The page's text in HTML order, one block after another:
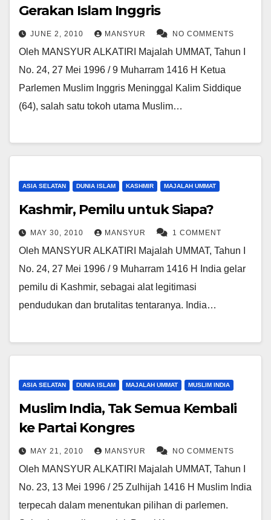
Gerakan Islam Inggris
JUNE 2, 2010 MANSYUR NO COMMENTS
Oleh MANSYUR ALKATIRI Majalah UMMAT, Tahun I
No. 24, 27 Mei 1996 / 9 Muharram 1416 H Ketua
Parlemen Muslim Inggris Meninggal Kalim Siddique
(64), salah satu tokoh utama Muslim…
ASIA SELATAN DUNIA ISLAM KASHMIR MAJALAH UMMAT
Kashmir, Pemilu untuk Siapa?
MAY 30, 2010 MANSYUR 1 COMMENT
Oleh MANSYUR ALKATIRI Majalah UMMAT, Tahun I
No. 24, 27 Mei 1996 / 9 Muharram 1416 H India gelar
pemilu di Kashmir, sebagai alat legitimasi
pendudukan dan brutalitas tentaranya. India…
ASIA SELATAN DUNIA ISLAM MAJALAH UMMAT MUSLIM INDIA
Muslim India, Tak Semua Kembali
ke Partai Kongres
MAY 21, 2010 MANSYUR NO COMMENTS
Oleh MANSYUR ALKATIRI Majalah UMMAT, Tahun I
No. 23, 13 Mei 1996 / 25 Zulhijah 1416 H Muslim India
terpecah dalam menentukan pilihan di parlemen.